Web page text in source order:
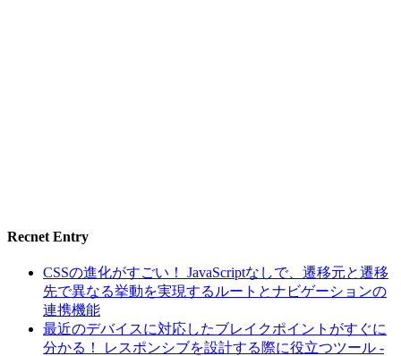
Recnet Entry
CSSの進化がすごい！ JavaScriptなしで、遷移元と遷移
先で異なる挙動を実現するルートとナビゲーションの
連携機能
最近のデバイスに対応したブレイクポイントがすぐに
分かる！ レスポンシブを設計する際に役立つツール -